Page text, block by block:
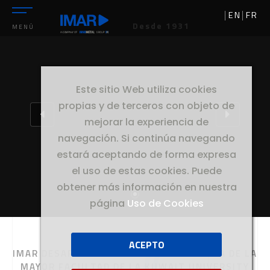
MENÚ Desde 1931
EN FR
Este sitio Web utiliza cookies
propias y de terceros con objeto de
mejorar la experiencia de
navegación. Si continúa navegando
estará aceptando de forma expresa
el uso de estas cookies. Puede
obtener más información en nuestra
página Uso de Cookies
ACEPTO
IMAR DESARROLLA LA FACHADA METÁLICA DE LA
MAYOR FACULTAD DE LA KUWAIT UNIVERSITY
//IMAR